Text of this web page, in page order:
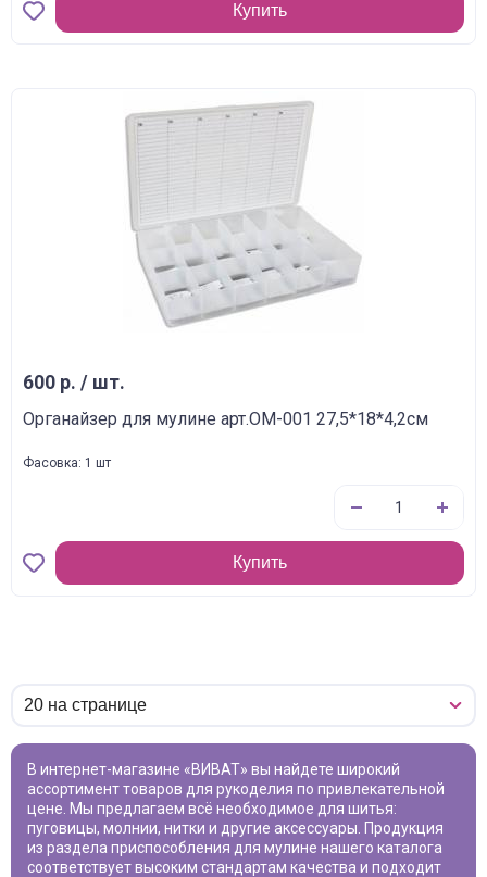
Купить
600 р. / шт.
Органайзер для мулине арт.OM-001 27,5*18*4,2см
Фасовка: 1 шт
Купить
В интернет-магазине «ВИВАТ» вы найдете широкий
ассортимент товаров для рукоделия по привлекательной
цене. Мы предлагаем всё необходимое для шитья:
пуговицы, молнии, нитки и другие аксессуары. Продукция
из раздела приспособления для мулине нашего каталога
соответствует высоким стандартам качества и подходит